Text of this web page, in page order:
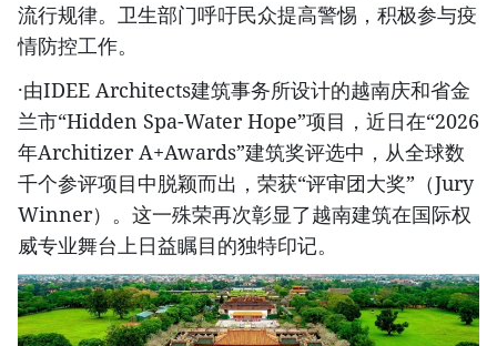
流行规律。卫生部门呼吁民众提高警惕，积极参与疫
情防控工作。
·由IDEE Architects建筑事务所设计的越南庆和省金
兰市“Hidden Spa-Water Hope”项目，近日在“2026
年Architizer A+Awards”建筑奖评选中，从全球数
千个参评项目中脱颖而出，荣获“评审团大奖”（Jury
Winner）。这一殊荣再次彰显了越南建筑在国际权
威专业舞台上日益瞩目的独特印记。